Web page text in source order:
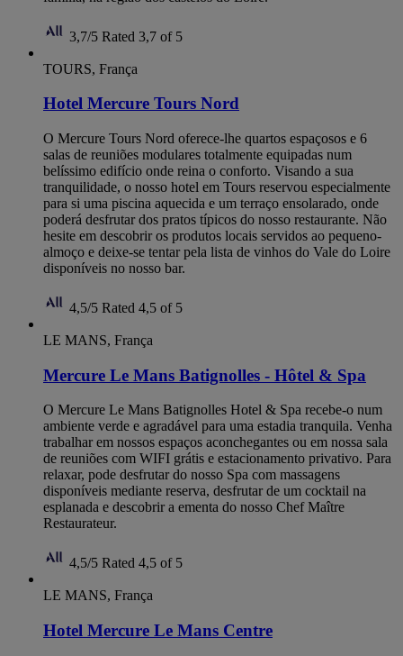
3,7/5 Rated 3,7 of 5
TOURS, França
Hotel Mercure Tours Nord
O Mercure Tours Nord oferece-lhe quartos espaçosos e 6
salas de reuniões modulares totalmente equipadas num
belíssimo edifício onde reina o conforto. Visando a sua
tranquilidade, o nosso hotel em Tours reservou especialmente
para si uma piscina aquecida e um terraço ensolarado, onde
poderá desfrutar dos pratos típicos do nosso restaurante. Não
hesite em descobrir os produtos locais servidos ao pequeno-
almoço e deixe-se tentar pela lista de vinhos do Vale do Loire
disponíveis no nosso bar.
4,5/5 Rated 4,5 of 5
LE MANS, França
Mercure Le Mans Batignolles - Hôtel & Spa
O Mercure Le Mans Batignolles Hotel & Spa recebe-o num
ambiente verde e agradável para uma estadia tranquila. Venha
trabalhar em nossos espaços aconchegantes ou em nossa sala
de reuniões com WIFI grátis e estacionamento privativo. Para
relaxar, pode desfrutar do nosso Spa com massagens
disponíveis mediante reserva, desfrutar de um cocktail na
esplanada e descobrir a ementa do nosso Chef Maître
Restaurateur.
4,5/5 Rated 4,5 of 5
LE MANS, França
Hotel Mercure Le Mans Centre